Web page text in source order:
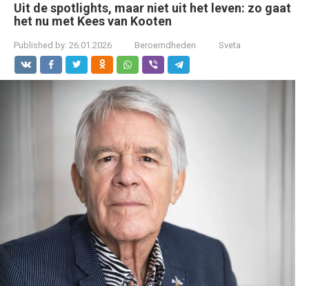
Uit de spotlights, maar niet uit het leven: zo gaat
het nu met Kees van Kooten
Published by: 26.01.2026 Beroemdheden Sveta